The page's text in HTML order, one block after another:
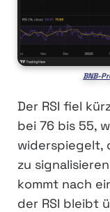
BNB-
Der RSI fiel
bei 76 bis 55,
widerspiegelt,
zu
kommt nach
der RSI bleibt